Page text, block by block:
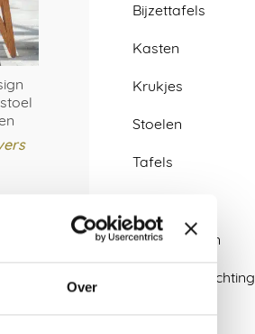
Over
Bijzettafels
Kasten
Krukjes
Stoelen
Tafels
Hanglampen
Kantoorverlichting
LED lampen